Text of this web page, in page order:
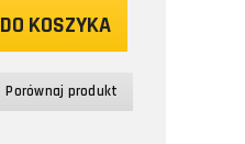
DO KOSZYKA
Porównaj produkt